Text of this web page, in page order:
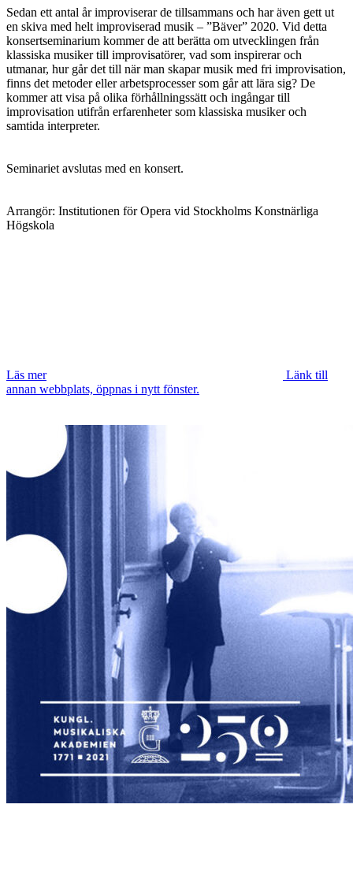
Sedan ett antal år improviserar de tillsammans och har även gett ut
en skiva med helt improviserad musik – ”Bäver” 2020. Vid detta
konsertseminarium kommer de att berätta om utvecklingen från
klassiska musiker till improvisatörer, vad som inspirerar och
utmanar, hur går det till när man skapar musik med fri improvisation,
finns det metoder eller arbetsprocesser som går att lära sig? De
kommer att visa på olika förhållningssätt och ingångar till
improvisation utifrån erfarenheter som klassiska musiker och
samtida interpreter.
Seminariet avslutas med en konsert.
Arrangör: Institutionen för Opera vid Stockholms Konstnärliga
Högskola
Läs mer
Länk till
annan webbplats, öppnas i nytt fönster.